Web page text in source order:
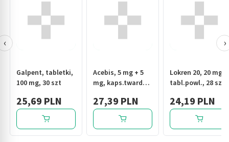
Galpent, tabletki,
100 mg, 30 szt
25,69 PLN
Acebis, 5 mg + 5
mg, kaps.twarde,
27,39 PLN
Lokren 20, 20 mg,
tabl.powl., 28 szt
24,19 PLN
‹ ›